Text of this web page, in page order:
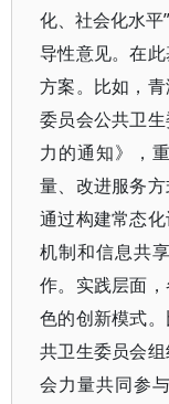
化、社会化水
导性意见。在
方案。比如，
委员会公共卫
力的通知》，
量、改进服务
通过构建常态
机制和信息共
作。实践层面
色的创新模式
共卫生委员会
会力量共同参